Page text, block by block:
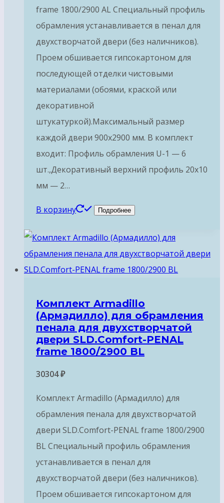
frame 1800/2900 AL Специальный профиль
обрамления устанавливается в пенал для
двухстворчатой двери (без наличников).
Проем обшивается гипсокартоном для
последующей отделки чистовыми
материалами (обоями, краской или
декоративной
штукатуркой).Максимальный размер
каждой двери 900х2900 мм. В комплект
входит: Профиль обрамления U-1 — 6
шт.,Декоративный верхний профиль 20х10
мм — 2…
В корзину Подробнее
Комплект Armadillo
(Армадилло) для обрамления
пенала для двухстворчатой
двери SLD.Comfort-PENAL
frame 1800/2900 BL
30304₽
Комплект Armadillo (Армадилло) для
обрамления пенала для двухстворчатой
двери SLD.Comfort-PENAL frame 1800/2900
BL Специальный профиль обрамления
устанавливается в пенал для
двухстворчатой двери (без наличников).
Проем обшивается гипсокартоном для